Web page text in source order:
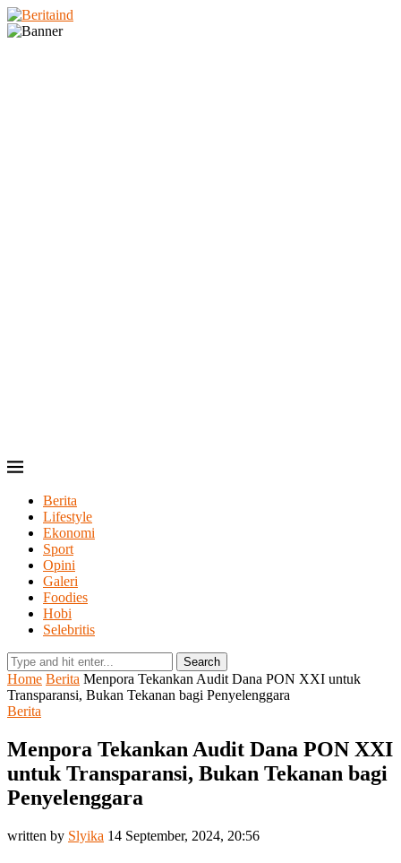
Berita
Lifestyle
Ekonomi
Sport
Opini
Galeri
Foodies
Hobi
Selebritis
Search
Home Berita Menpora Tekankan Audit Dana PON XXI untuk
Transparansi, Bukan Tekanan bagi Penyelenggara
Berita
Menpora Tekankan Audit Dana PON XXI
untuk Transparansi, Bukan Tekanan bagi
Penyelenggara
written by Slyika 14 September, 2024, 20:56